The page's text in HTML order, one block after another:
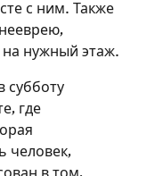
с ним. Также
нужный этаж.
субботу
где
человек,